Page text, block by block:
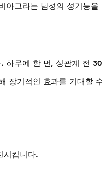
아그라는 남성의 성기능
하루에 한 번, 성관계 전
장기적인 효과를 기대할
시킵니다.